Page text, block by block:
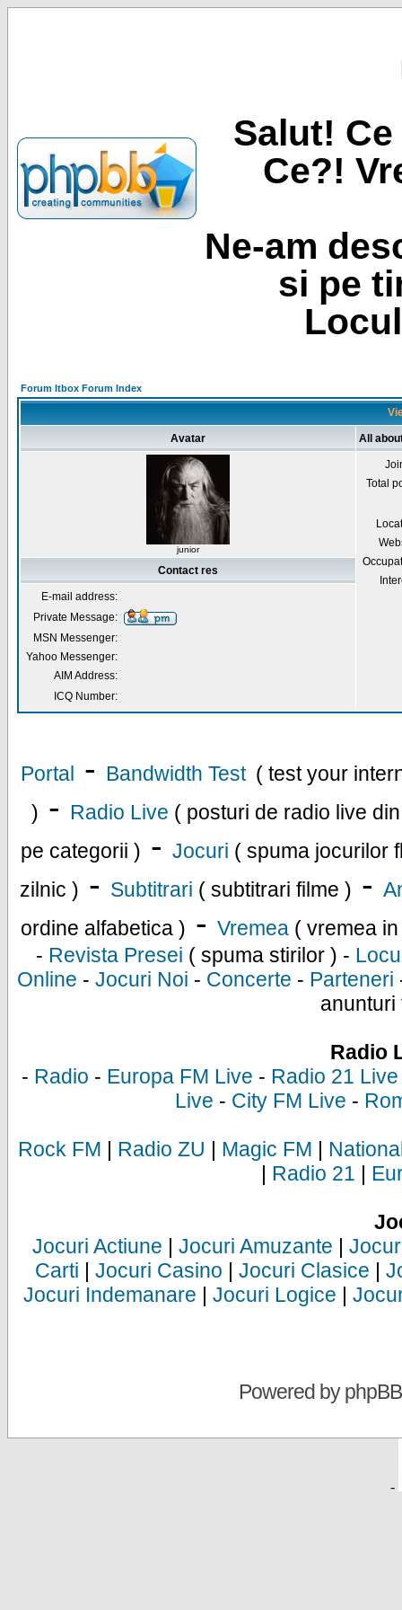
Salut!
Ce?!
Ne-am
si pe
Forum Itbox Forum Index
Avatar All
junior
Total
Contact res
E-mail address:
Private Message:
MSN Messenger:
Yahoo Messenger:
AIM Address:
ICQ Number:
Portal - Bandwidth Test ( test your
) - Radio Live ( posturi de radio live
pe categorii ) - Jocuri ( spuma jocurilor
zilnic ) - Subtitrari ( subtitrari filme ) -
ordine alfabetica ) - Vremea ( vremea
- Revista Presei ( spuma stirilor ) -
Online - Jocuri Noi - Concerte - Parteneri
anunturi
Radio
- Radio - Europa FM Live - Radio 21 Live
Live - City FM Live -
Rock FM | Radio ZU | Magic FM |
| Radio 21 |
Jocuri Actiune | Jocuri Amuzante |
Carti | Jocuri Casino | Jocuri Clasice |
Jocuri Indemanare | Jocuri Logice |
Powered byphpBB
-